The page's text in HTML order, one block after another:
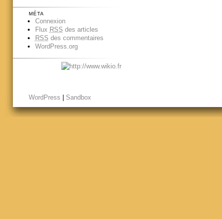
MÉTA
Connexion
Flux RSS des articles
RSS des commentaires
WordPress.org
WordPress Sandbox